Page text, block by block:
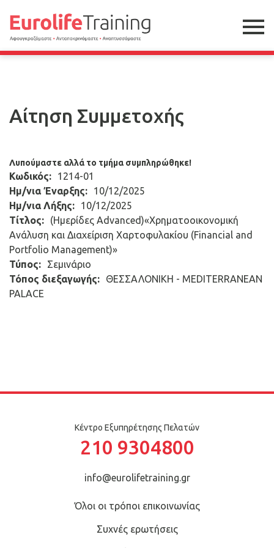
Αίτηση Συμμετοχής
Λυπούμαστε αλλά το τμήμα συμπληρώθηκε!
Κωδικός:
1214-01
Ημ/νια Έναρξης:
10/12/2025
Ημ/νια Λήξης:
10/12/2025
Τίτλος:
(Ημερίδες Advanced)«Χρηματοοικονομική
Ανάλυση και Διαχείριση Χαρτοφυλακίου (Financial and
Portfolio Management)»
Τύπος:
Σεμινάριο
Τόπος διεξαγωγής:
ΘΕΣΣΑΛΟΝΙΚΗ - MEDITERRANEAN
PALACE
Κέντρο Εξυπηρέτησης Πελατών
210 9304800
info@eurolifetraining.gr
Όλοι οι τρόποι επικοινωνίας
Συχνές ερωτήσεις